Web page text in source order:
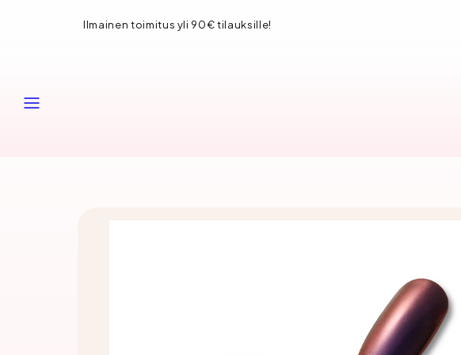
Ilmainen toimitus yli 90€ tilauksille!